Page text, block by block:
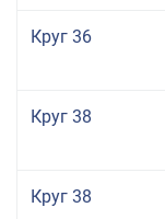
Круг 36
Круг 38
Круг 38